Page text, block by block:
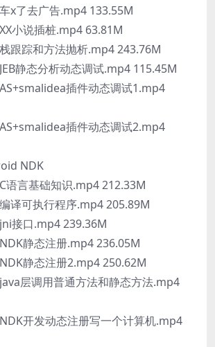
x了去广告.mp4 133.55M
小说插桩.mp4 63.81M
跟踪和方法抛析.mp4 243.76M
静态分析动态调试.mp4 115.45M
插件动态调试1.mp4
插件动态调试2.mp4
NDK
言基础知识.mp4 212.33M
译可执行程序.mp4 205.89M
接口.mp4 239.36M
静态注册.mp4 236.05M
静态注册2.mp4 250.62M
层调用普通方法和静态方法.mp4
开发动态注册写一个计算机.mp4